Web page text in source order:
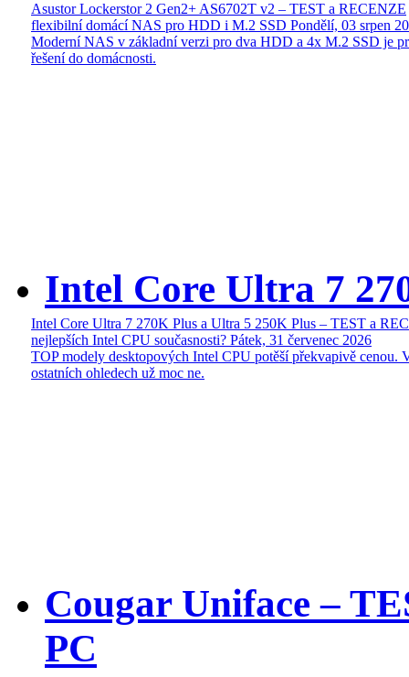
Asustor Lockerstor 2 Gen2+ AS6702T v2 – TEST a RECENZE
flexibilní domácí NAS pro HDD i M.2 SSD Pondělí, 03 srpen
Moderní NAS v základní verzi pro dva HDD a 4x M.2 SSD je
řešení do domácnosti.
Intel Core Ultra 7
Intel Core Ultra 7 270K Plus a Ultra 5 250K Plus – TEST a
nejlepších Intel CPU současnosti? Pátek, 31 červenec 2026
TOP modely desktopových Intel CPU potěší překvapivě cenou.
ostatních ohledech už moc ne.
Cougar Uniface –
PC